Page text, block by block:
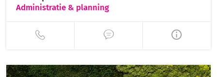
Administratie & planning